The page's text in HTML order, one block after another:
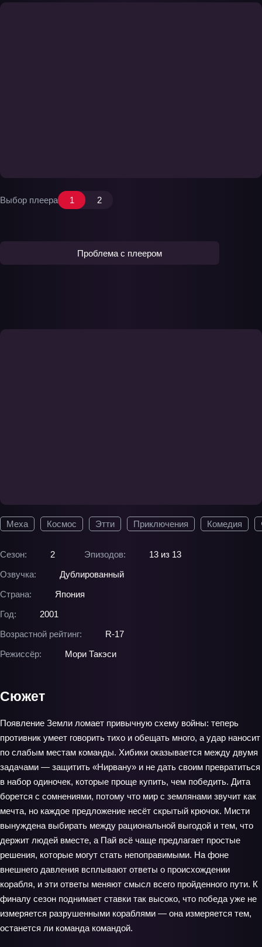
Меха Космос Этти Приключения Комедия
Сезон: 2 Эпизодов:
13 из 13
Озвучка:
Дублированный
Страна:
Япония
Год:
2001
Возрастной рейтинг:
R-17
Режиссёр:
Мори Такэси
Выбор плеера 1 2
Проблема с плеером
Сюжет
Появление Земли ломает привычную схему войны: теперь
противник умеет говорить тихо и обещать много, а удар наносит
по слабым местам команды. Хибики оказывается между двумя
задачами — защитить «Нирвану» и не дать своим превратиться
в набор одиночек, которые проще купить, чем победить. Дита
борется с сомнениями, потому что мир с землянами звучит как
мечта, но каждое предложение несёт скрытый крючок. Мисти
вынуждена выбирать между рациональной выгодой и тем, что
держит людей вместе, а Пай всё чаще предлагает простые
решения, которые могут стать непоправимыми. На фоне
внешнего давления всплывают ответы о происхождении
корабля, и эти ответы меняют смысл всего пройденного пути. К
финалу сезон поднимает ставки так высоко, что победа уже не
измеряется разрушенными кораблями — она измеряется тем,
останется ли команда командой.